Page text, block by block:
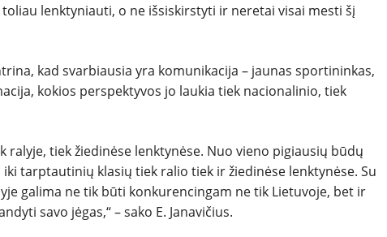
lenktyniauti, o ne išsiskirstyti ir neretai visai mesti šį
kad svarbiausia yra komunikacija – jaunas sportininkas,
kokios perspektyvos jo laukia tiek nacionalinio, tiek
tiek žiedinėse lenktynėse. Nuo vieno pigiausių būdų
tarptautinių klasių tiek ralio tiek ir žiedinėse lenktynėse. Su
galima ne tik būti konkurencingam ne tik Lietuvoje, bet ir
savo jėgas,“ – sako E. Janavičius.